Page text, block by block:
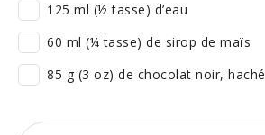
125 ml (½ tasse) d’eau
60 ml (¼ tasse) de sirop de maïs
85 g (3 oz) de chocolat noir, haché